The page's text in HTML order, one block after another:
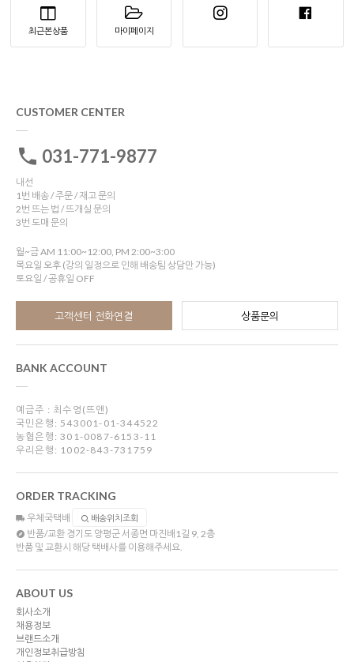
최근본상품 마이페이지
CUSTOMER CENTER
031-771-9877
내선
1번 배송 / 주문 / 재고 문의
2번 뜨는 법 / 뜨개실 문의
3번 도매 문의
월~금 AM 11:00~12:00, PM 2:00~3:00
목요일 오후 (강의 일정으로 인해 배송팀 상담만 가능)
토요일 / 공휴일 OFF
고객센터 전화연결 상품문의
BANK ACCOUNT
예금주 : 최수영(뜨앤)
국민은행: 543001-01-344522
농협은행: 301-0087-6153-11
우리은행: 1002-843-731759
ORDER TRACKING
우체국택배 배송위치조회
반품/교환 경기도 양평군 서종면 마진배1길 9, 2층
반품 및 교환시 해당 택배사를 이용해주세요.
ABOUT US
회사소개
채용정보
브랜드소개
개인정보취급방침